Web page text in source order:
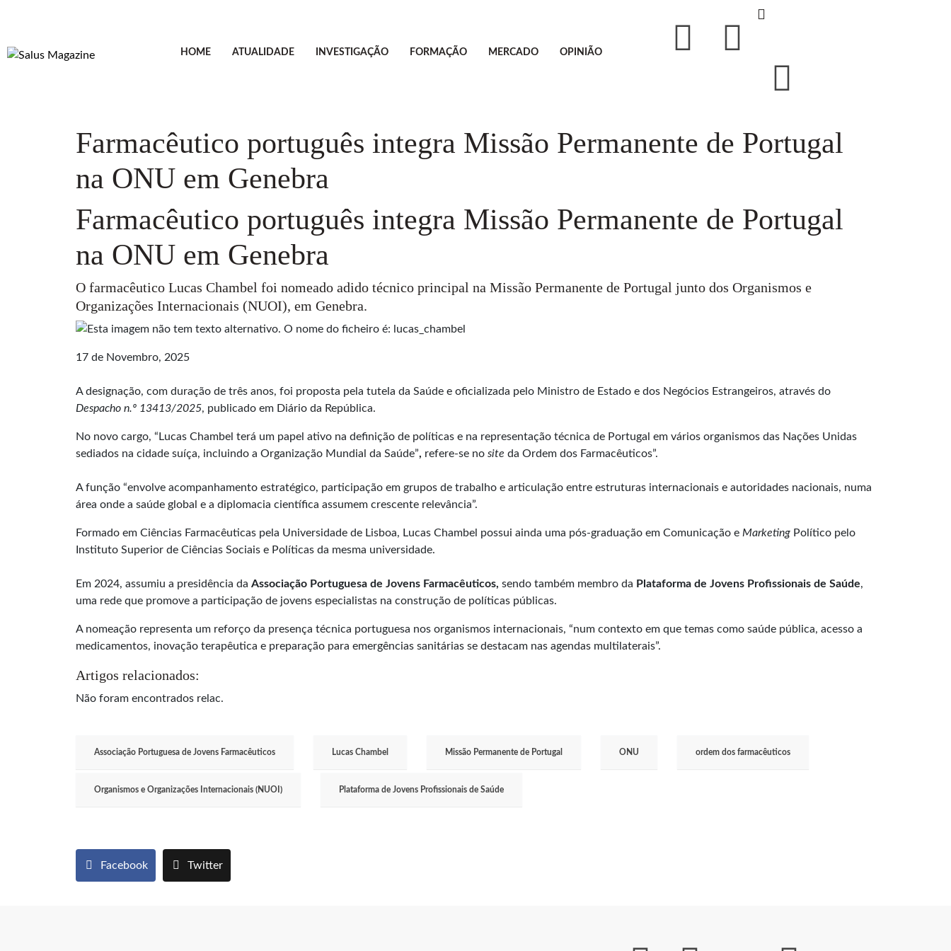
HOME ATUALIDADE INVESTIGAÇÃO FORMAÇÃO MERCADO OPINIÃO
Farmacêutico português integra Missão Permanente de Portugal
na ONU em Genebra
Farmacêutico português integra Missão Permanente de Portugal
na ONU em Genebra
O farmacêutico Lucas Chambel foi nomeado adido técnico principal na Missão Permanente de Portugal junto dos Organismos e
Organizações Internacionais (NUOI), em Genebra.
17 de Novembro, 2025
A designação, com duração de três anos, foi proposta pela tutela da Saúde e oficializada pelo Ministro de Estado e dos Negócios Estrangeiros, através do
Despacho n.º 13413/2025, publicado em Diário da República.
No novo cargo, “Lucas Chambel terá um papel ativo na definição de políticas e na representação técnica de Portugal em vários organismos das Nações Unidas
sediados na cidade suíça, incluindo a Organização Mundial da Saúde”, refere-se no site da Ordem dos Farmacêuticos”.
A função “envolve acompanhamento estratégico, participação em grupos de trabalho e articulação entre estruturas internacionais e autoridades nacionais, numa
área onde a saúde global e a diplomacia científica assumem crescente relevância”.
Formado em Ciências Farmacêuticas pela Universidade de Lisboa, Lucas Chambel possui ainda uma pós-graduação em Comunicação e Marketing Político pelo
Instituto Superior de Ciências Sociais e Políticas da mesma universidade.
Em 2024, assumiu a presidência da Associação Portuguesa de Jovens Farmacêuticos, sendo também membro da Plataforma de Jovens Profissionais de Saúde,
uma rede que promove a participação de jovens especialistas na construção de políticas públicas.
A nomeação representa um reforço da presença técnica portuguesa nos organismos internacionais, “num contexto em que temas como saúde pública, acesso a
medicamentos, inovação terapêutica e preparação para emergências sanitárias se destacam nas agendas multilaterais”.
Artigos relacionados:
Não foram encontrados relac.
Associação Portuguesa de Jovens Farmacêuticos Lucas Chambel Missão Permanente de Portugal ONU ordem dos farmacêuticos
Organismos e Organizações Internacionais (NUOI) Plataforma de Jovens Profissionais de Saúde
Facebook Twitter